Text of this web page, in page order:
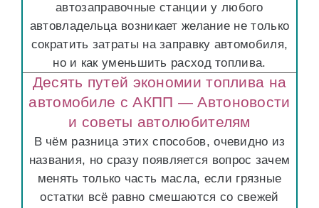
автозаправочные станции у любого
автовладельца возникает желание не только
сократить затраты на заправку автомобиля,
но и как уменьшить расход топлива.
Десять путей экономии топлива на
автомобиле с АКПП — Автоновости
и советы автолюбителям
В чём разница этих способов, очевидно из
названия, но сразу появляется вопрос зачем
менять только часть масла, если грязные
остатки всё равно смешаются со свежей